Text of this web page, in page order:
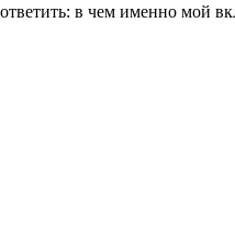
в чем именно мой